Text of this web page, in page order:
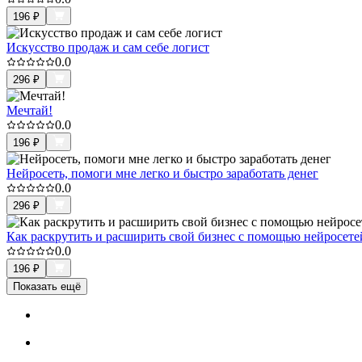
196 ₽
Искусство продаж и сам себе логист
0.0
296 ₽
Мечтай!
0.0
196 ₽
Нейросеть, помоги мне легко и быстро заработать денег
0.0
296 ₽
Как раскрутить и расширить свой бизнес с помощью
0.0
196 ₽
Показать ещё